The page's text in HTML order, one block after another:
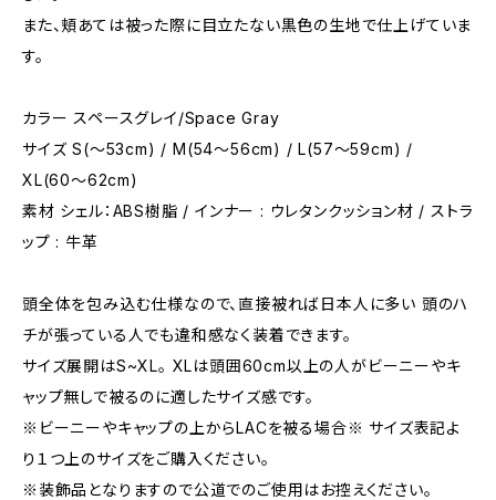
また、頬あては被った際に目立たない黒色の生地で仕上げていま
す。
カラー スペースグレイ/Space Gray
サイズ S(〜53cm) / M(54〜56cm) / L(57〜59cm) /
XL(60〜62cm)
素材 シェル：ABS樹脂 / インナー : ウレタンクッション材 / ストラ
ップ : 牛革
頭全体を包み込む仕様なので、直接被れば日本人に多い 頭のハ
チが張っている人でも違和感なく装着できます。
サイズ展開はS~XL。 XLは頭囲60cm以上の人がビーニーやキ
ャップ無しで被るのに適したサイズ感です。
※ビーニーやキャップの上からLACを被る場合※ サイズ表記よ
り１つ上のサイズをご購入ください。
※装飾品となりますので公道でのご使用はお控えください。